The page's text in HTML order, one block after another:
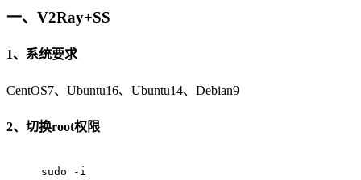
一、V2Ray+SS
1、系统要求
CentOS7、Ubuntu16、Ubuntu14、Debian9
2、切换root权限
sudo -i